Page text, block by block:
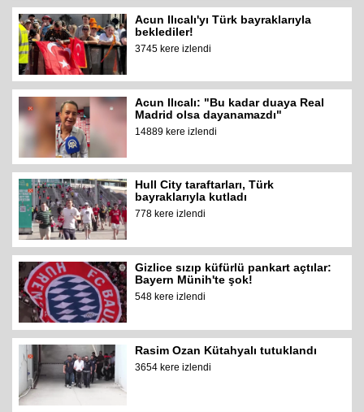
Acun Ilıcalı'yı Türk bayraklarıyla
beklediler!
3745 kere izlendi
Acun Ilıcalı: "Bu kadar duaya Real
Madrid olsa dayanamazdı"
14889 kere izlendi
Hull City taraftarları, Türk
bayraklarıyla kutladı
778 kere izlendi
Gizlice sızıp küfürlü pankart açtılar:
Bayern Münih'te şok!
548 kere izlendi
Rasim Ozan Kütahyalı tutuklandı
3654 kere izlendi